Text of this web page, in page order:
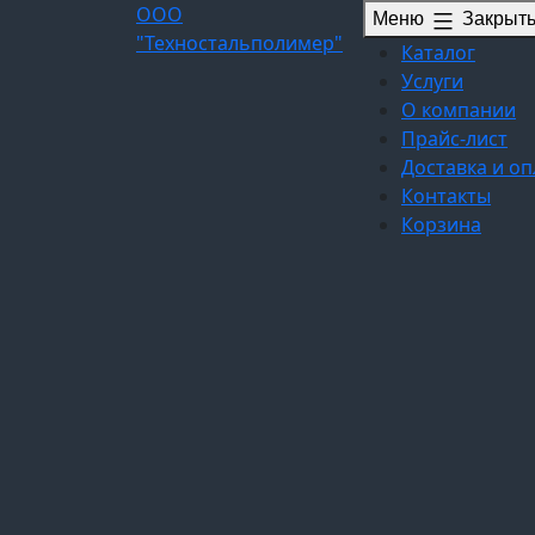
ООО
"Техностальполимер"
Меню Закрыть
Каталог
Услуги
О компании
Прайс-лист
Доставка и
Контакты
Корзина